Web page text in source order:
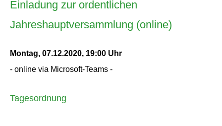
Einladung zur ordentlichen
Jahreshauptversammlung (online)
Montag, 07.12.2020, 19:00 Uhr
- online via Microsoft-Teams -
Tagesordnung